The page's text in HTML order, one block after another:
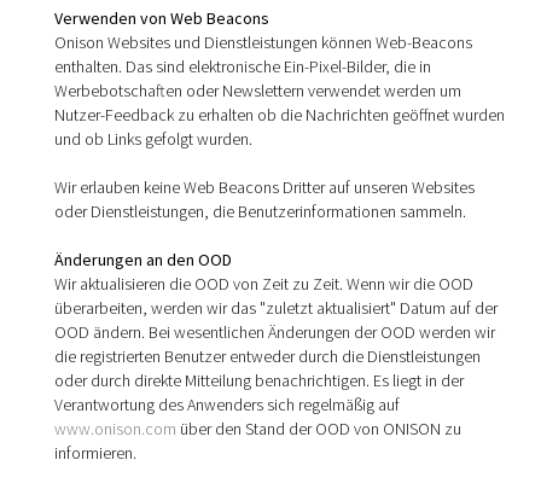
Verwenden von Web Beacons
Onison Websites und Dienstleistungen können Web-Beacons
enthalten. Das sind elektronische Ein-Pixel-Bilder, die in
Werbebotschaften oder Newslettern verwendet werden um
Nutzer-Feedback zu erhalten ob die Nachrichten geöffnet wurden
und ob Links gefolgt wurden.
Wir erlauben keine Web Beacons Dritter auf unseren Websites
oder Dienstleistungen, die Benutzerinformationen sammeln.
Änderungen an den OOD
Wir aktualisieren die OOD von Zeit zu Zeit. Wenn wir die OOD
überarbeiten, werden wir das "zuletzt aktualisiert" Datum auf der
OOD ändern. Bei wesentlichen Änderungen der OOD werden wir
die registrierten Benutzer entweder durch die Dienstleistungen
oder durch direkte Mitteilung benachrichtigen. Es liegt in der
Verantwortung des Anwenders sich regelmäßig auf
www.onison.com über den Stand der OOD von ONISON zu
informieren.